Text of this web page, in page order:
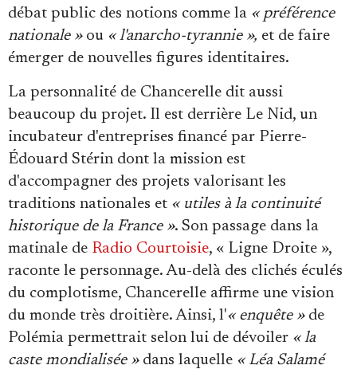
débat public des notions comme la « préférence
nationale »ou « l'anarcho-tyrannie », et de faire
émerger de nouvelles figures identitaires.
La personnalité de Chancerelle dit aussi
beaucoup du projet. Il est derrière Le Nid, un
incubateur d'entreprises financé par Pierre-
Édouard Stérin dont la mission est
d'accompagner des projets valorisant les
traditions nationales et « utiles à la continuité
historique de la France ». Son passage dans la
matinale de Radio Courtoisie, « Ligne Droite »,
raconte le personnage. Au-delà des clichés éculés
du complotisme, Chancerelle affirme une vision
du monde très droitière. Ainsi, l'« enquête »de
Polémia permettrait selon lui de dévoiler « la
caste mondialisée »dans laquelle « Léa Salamé